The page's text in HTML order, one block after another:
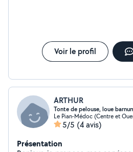
Voir le profil
ARTHUR
Tonte de pelouse, loue
Le Pian-Médoc (Centre et
5/5 (4 avis)
Présentation